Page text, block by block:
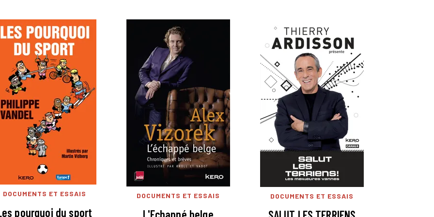
DOCUMENTS ET ESSAIS
pourquoi du sport
DOCUMENTS ET ESSAIS
L'Echappé belge
DOCUMENTS ET ESSAIS